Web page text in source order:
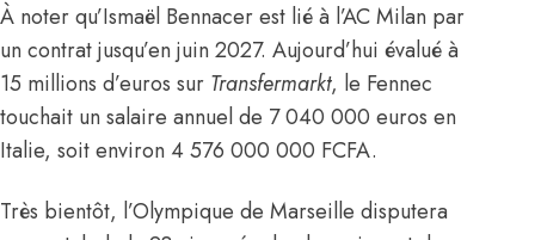
À noter qu’Ismaël Bennacer est lié à l’AC Milan par
un contrat jusqu’en juin 2027. Aujourd’hui évalué à
15 millions d’euros sur Transfermarkt, le Fennec
touchait un salaire annuel de 7 040 000 euros en
Italie, soit environ 4 576 000 000 FCFA.
Très bientôt, l’Olympique de Marseille disputera